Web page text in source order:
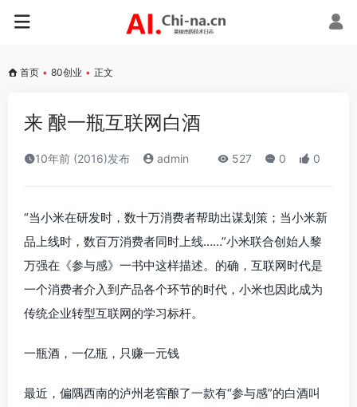
首页 • 80创业 • 正文
来 酿一瓶互联网白酒
10年前 (2016)发布 admin 527 0 0
“当小米在研发时，数十万消费者帮助出谋划策；当小米新
品上线时，数百万消费者同时上线……”小米联合创始人黎
万强在《参与感》一书中这样描述。的确，互联网时代是
一个消费者介入到产品各个环节的时代，小米也因此成为
传统企业转型互联网的学习标杆。
一瓶酒，一亿瓶，只赚一元钱
最近，偏隅西南的泸州老窖酿了一款有“参与感”的白酒叫